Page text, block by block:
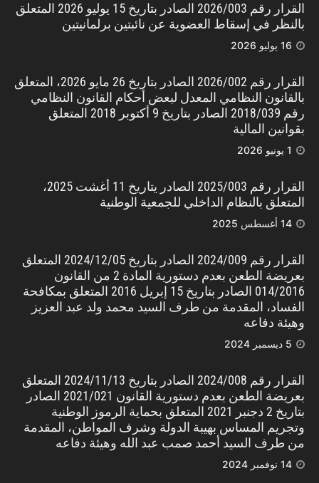
القرار رقم 2026/003 الصادر بتاريخ 15 يوليو 2026 المتعلق
بالنظر في إسقاط العضوية عن نائبتين برلمانيتين
16 يوليو 2026
القرار رقم 2026/002 الصادر بتاريخ 26 مايو 2026، المتعلق
بالقانون النظامي المعدل لبعض أحكام القانون النظامي
رقم 2018/039 الصادر بتاريخ 9 أكتوبر 2018 المتعلق
بقوانين المالية
1 يونيو 2026
القرار رقم 2025/003 الصادر يتاريخ 11 أغشت 2025،
المتعلق بالنظام الداخلي للجمعية الوطنية
14 أغسطس 2025
القرار رقم 2024/009 الصادر بتاريخ 2024/12/05 المتعلق
بعريضة الطعن بعدم دستورية المادة 2 من القانون
014/2016 الصادر بتاريخ 15 إبريل 2016 المتعلق بمكافحة
الفساد، المقدمة من طرف السيد محمد ولد عبد العزيز
وهيئة دفاعه
5 ديسمبر 2024
القرار رقم 2024/008 الصادر بتاريخ 2024/11/13 المتعلق
بعريضة الطعن بعدم دستورية القانون 2021/021 الصادر
بتاريخ 2 دجنبر 2021 المتعلق بحماية الرموز الوطنية
وتجريم المساس بهيبة الدولة وشرف المواطن، المقدمة
من طرف السيد أحمد صمب عبد الله وهيئة دفاعه
14 نوفمبر 2024